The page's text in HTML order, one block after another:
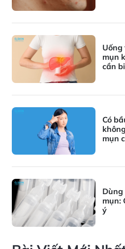
Uống
mụn
cần
Có
mụn
Dùng
mụn:
ý